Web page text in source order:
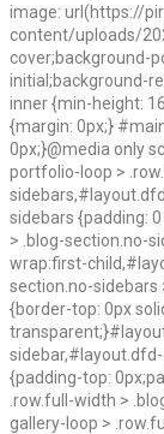
image: url(https://
content/uploads/
cover;background-
initial;background-
inner {min-height:
{margin: 0px;}
0px;}@media only
portfolio-loop >
sidebars {padding:
> .blog-section.no-
wrap:first-
section.no-
{border-top: 0px
{padding-top:
.row.full-width >
gallery-loop >